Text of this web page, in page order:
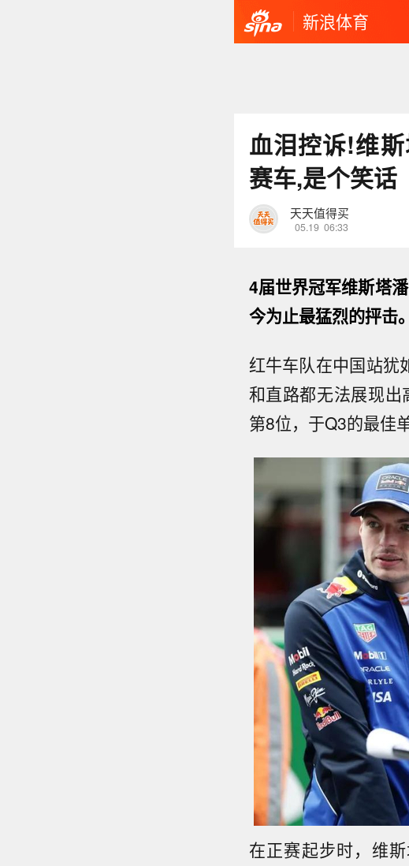
新浪体育
血泪控诉!维
赛车,是个笑话
天天值得买
05.19 06:33
4届世界冠军维斯塔
今为止最猛烈的抨击。
红牛车队在中国站犹
和直路都无法展现
第8位，于Q3的最佳
在正赛起步时，维